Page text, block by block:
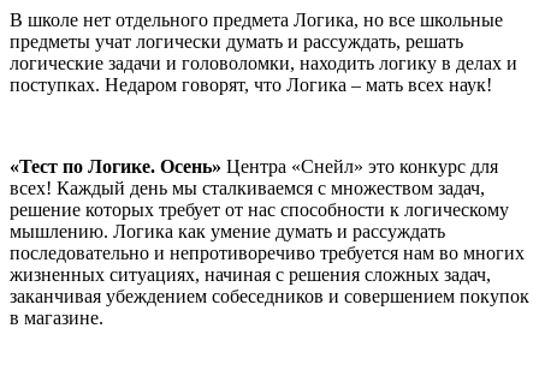
В школе нет отдельного предмета Логика, но все школьные
предметы учат логически думать и рассуждать, решать
логические задачи и головоломки, находить логику в делах и
поступках. Недаром говорят, что Логика – мать всех наук!
«Тест по Логике. Осень» Центра «Снейл» это конкурс для
всех! Каждый день мы сталкиваемся с множеством задач,
решение которых требует от нас способности к логическому
мышлению. Логика как умение думать и рассуждать
последовательно и непротиворечиво требуется нам во многих
жизненных ситуациях, начиная с решения сложных задач,
заканчивая убеждением собеседников и совершением покупок
в магазине.